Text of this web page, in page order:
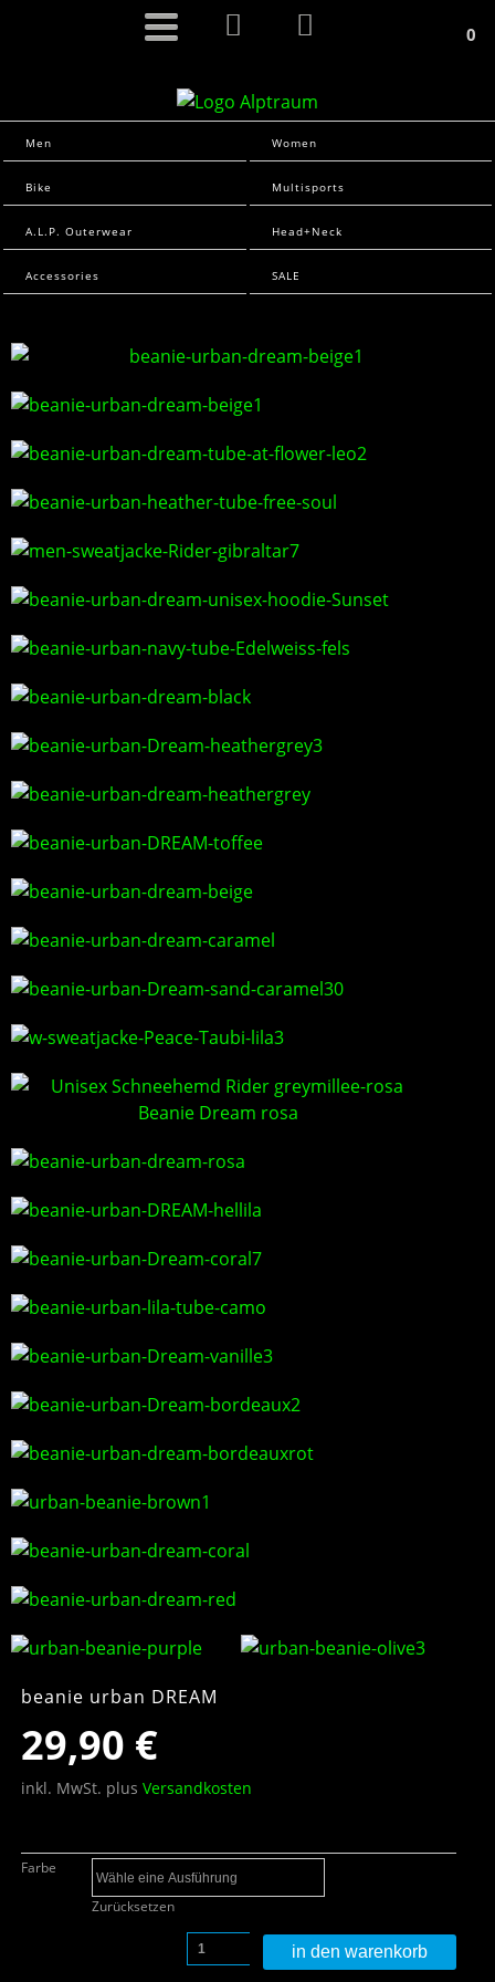
0
Men Women
Bike Multisports
A.L.P. Outerwear Head+Neck
Accessories SALE
beanie urban DREAM
29,90 €
inkl. MwSt. plus Versandkosten
Farbe
Zurücksetzen
in den warenkorb